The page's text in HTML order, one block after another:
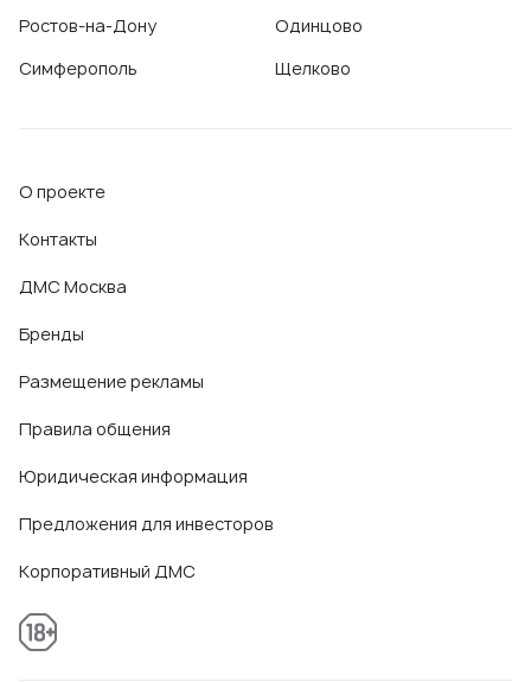
Ростов-на-Дону
Симферополь
Одинцово
Щелково
О проекте
Контакты
ДМС Москва
Бренды
Размещение рекламы
Правила общения
Юридическая информация
Предложения для инвесторов
Корпоративный ДМС